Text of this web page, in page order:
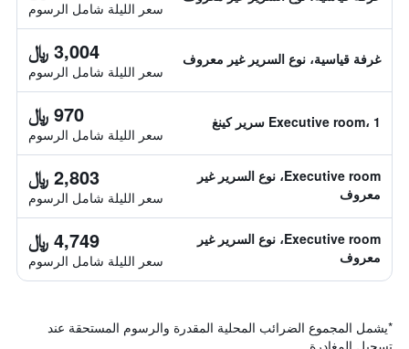
سعر الليلة شامل الرسوم
غرفة قياسية، نوع السرير غير معروف 3,004 ﷼
سعر الليلة شامل الرسوم
Executive room، 1 سرير كينغ 970 ﷼
سعر الليلة شامل الرسوم
Executive room، نوع السرير غير
معروف
2,803 ﷼
سعر الليلة شامل الرسوم
Executive room، نوع السرير غير
معروف
4,749 ﷼
سعر الليلة شامل الرسوم
*يشمل المجموع الضرائب المحلية المقدرة والرسوم المستحقة عند
تسجيل المغادرة.